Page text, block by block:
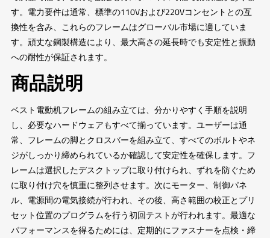
す。電力要件は通常、標準の110Vおよび220Vコンセントとの互
換性を含み、これらのフレームはグローバル市場に適していま
す。頑丈な鋼製構造により、最大高さの延長時でも安定性と振動
への耐性が保証されます。
商品説明
ベスト電動机フレームの組み立ては、分かりやすく手順を説明
し、必要なハードウェアもすべて揃っています。ユーザーは通
常、フレームの脚とクロスバーを組み立て、すべてのボルトやネ
ジがしっかり締められているか確認して安定性を確保します。フ
レームは選択したデスクトップに取り付けられ、ずれを防ぐため
に取り付け穴を慎重に整列させます。次にモーター、制御パネ
ル、電源間の電気接続が行われ、その後、高さ範囲の校正とプリ
セット位置のプログラムを行う初回テストが行われます。最適な
パフォーマンスを得るためには、定期的にファスナーを点検・締